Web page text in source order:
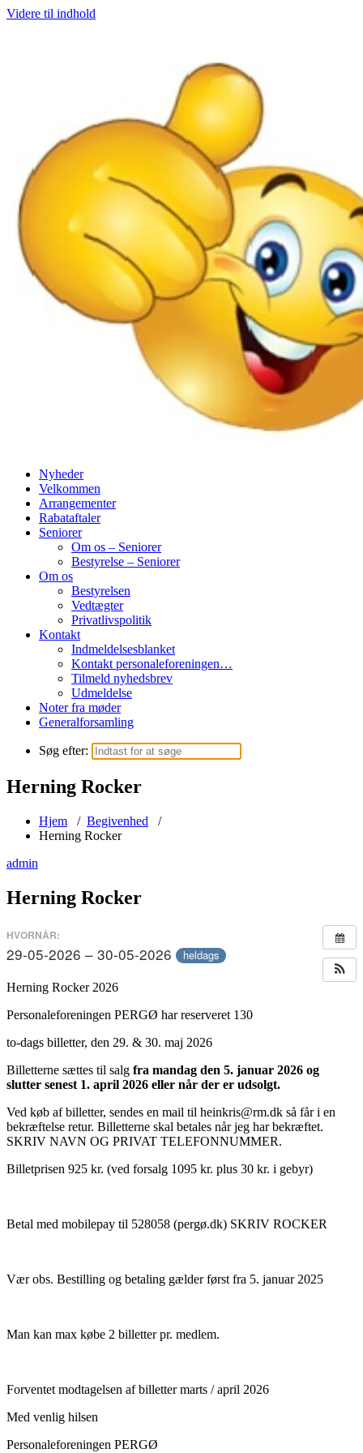
Videre til indhold
Nyheder
Velkommen
Arrangementer
Rabataftaler
Seniorer
Om os – Seniorer
Bestyrelse – Seniorer
Om os
Bestyrelsen
Vedtægter
Privatlivspolitik
Kontakt
Indmeldelsesblanket
Kontakt personaleforeningen…
Tilmeld nyhedsbrev
Udmeldelse
Noter fra møder
Generalforsamling
Søg efter:
Herning Rocker
Hjem / Begivenhed /
Herning Rocker
admin
Herning Rocker
HVORNÅR:
29-05-2026 – 30-05-2026 heldags
Herning Rocker 2026
Personaleforeningen PERGØ har reserveret 130
to-dags billetter, den 29. & 30. maj 2026
Billetterne sættes til salg fra mandag den 5. januar 2026 og
slutter senest 1. april 2026 eller når der er udsolgt.
Ved køb af billetter, sendes en mail til heinkris@rm.dk så får i en
bekræftelse retur. Billetterne skal betales når jeg har bekræftet.
SKRIV NAVN OG PRIVAT TELEFONNUMMER.
Billetprisen 925 kr. (ved forsalg 1095 kr. plus 30 kr. i gebyr)
Betal med mobilepay til 528058 (pergø.dk) SKRIV ROCKER
Vær obs. Bestilling og betaling gælder først fra 5. januar 2025
Man kan max købe 2 billetter pr. medlem.
Forventet modtagelsen af billetter marts / april 2026
Med venlig hilsen
Personaleforeningen PERGØ